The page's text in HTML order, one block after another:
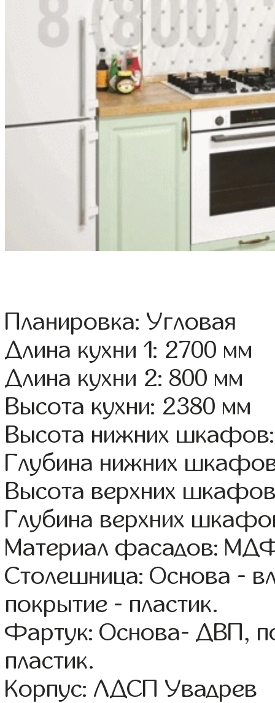
Планировка: Угловая
Длина кухни 1: 2700 мм
Длина кухни 2: 800 мм
Высота кухни: 2380 мм
Высота нижних
Глубина нижних
Высота верхних
Глубина верхних
Материал фасадов:
Столешница: Основа -
покрытие - пластик.
Фартук: Основа- ДВП,
пластик.
Корпус: ЛДСП Увадрев